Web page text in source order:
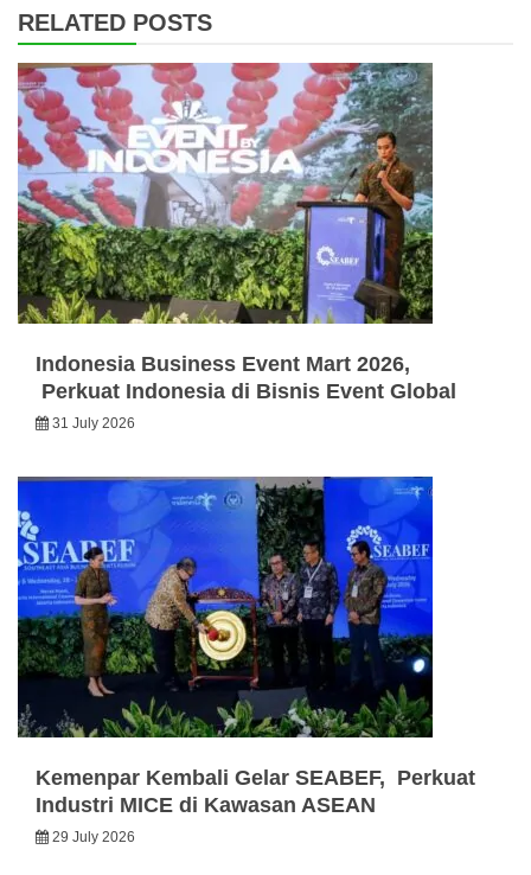
RELATED POSTS
Indonesia Business Event Mart 2026,
Perkuat Indonesia di Bisnis Event Global
31 July 2026
Kemenpar Kembali Gelar SEABEF, Perkuat
Industri MICE di Kawasan ASEAN
29 July 2026